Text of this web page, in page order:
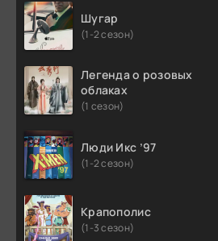
Шугар
(1-2 сезон)
Легенда о розовых
облаках
(1 сезон)
Люди Икс ’97
(1-2 сезон)
Крапополис
(1-3 сезон)